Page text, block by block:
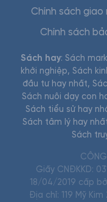
Chính sách giao
Chính sách
Sách hay: Sách
khởi nghiệp, Sách
đầu tư hay nhất,
Sách nuôi dạy con
Sách tiểu sử hay
Sách tâm lý hay
Sách
Giấy CNĐKKD:
18/04/2019 cấp
Địa chỉ: 119 Mỹ